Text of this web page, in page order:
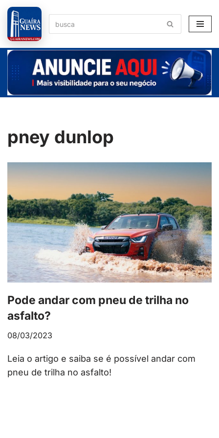
Pular
para
o
conteúdo
pney dunlop
Pode andar com pneu de trilha no
asfalto?
08/03/2023
Leia o artigo e saiba se é possível andar com
pneu de trilha no asfalto!